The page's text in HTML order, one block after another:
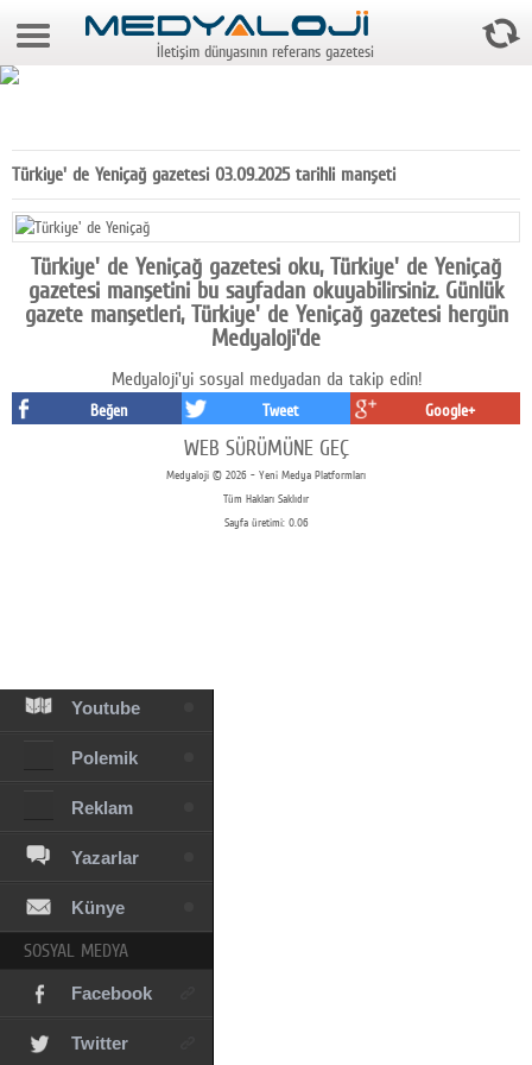
8 Ağustos 2026 14:17:11
Gazeteler
Medya
Reyting-tiraj
Televizyon
Youtube
Polemik
Reklam
Yazarlar
Künye
SOSYAL MEDYA
Facebook
Twitter
İletişim dünyasının referans gazetesi
Türkiye' de Yeniçağ gazetesi 03.09.2025 tarihli manşeti
Türkiye' de Yeniçağ gazetesi oku, Türkiye' de Yeniçağ
gazetesi manşetini bu sayfadan okuyabilirsiniz. Günlük
gazete manşetleri, Türkiye' de Yeniçağ gazetesi hergün
Medyaloji'de
Medyaloji'yi sosyal medyadan da takip edin!
Beğen Tweet Google+
WEB SÜRÜMÜNE GEÇ
Medyaloji © 2026 - Yeni Medya Platformları
Tüm Hakları Saklıdır
Sayfa üretimi: 0.06